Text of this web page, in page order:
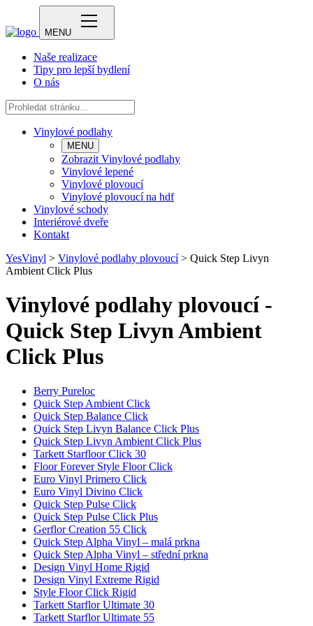
MENU
Naše realizace
Tipy pro lepší bydlení
O nás
Vinylové podlahy
MENU
Zobrazit Vinylové podlahy
Vinylové lepené
Vinylové plovoucí
Vinylové plovoucí na hdf
Vinylové schody
Interiérové dveře
Kontakt
YesVinyl > Vinylové podlahy plovoucí> Quick Step Livyn
Ambient Click Plus
Vinylové podlahy plovoucí -
Quick Step Livyn Ambient
Click Plus
Berry Pureloc
Quick Step Ambient Click
Quick Step Balance Click
Quick Step Livyn Balance Click Plus
Quick Step Livyn Ambient Click Plus
Tarkett Starfloor Click 30
Floor Forever Style Floor Click
Euro Vinyl Primero Click
Euro Vinyl Divino Click
Quick Step Pulse Click
Quick Step Pulse Click Plus
Gerflor Creation 55 Click
Quick Step Alpha Vinyl – malá prkna
Quick Step Alpha Vinyl – střední prkna
Design Vinyl Home Rigid
Design Vinyl Extreme Rigid
Style Floor Click Rigid
Tarkett Starflor Ultimate 30
Tarkett Starflor Ultimate 55